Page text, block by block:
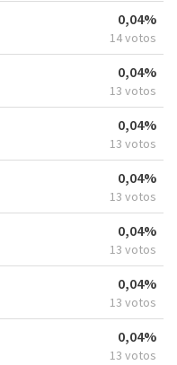
0,04%
14 votos
0,04%
13 votos
0,04%
13 votos
0,04%
13 votos
0,04%
13 votos
0,04%
13 votos
0,04%
13 votos